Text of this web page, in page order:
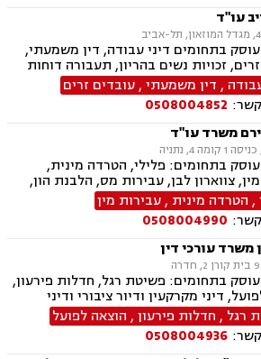
עו"ד
בתחומים דיני עבודה, דין משמעתי,
זכויות נשים בהריון, תעבורה דוחות
בשכרות, המכון הרפואי לבטיחות
רשיון נהיגה, פסילת רשיון מנהלית
, דין משמעתי,עובדים זרים
0508004852
משרד עו"ד
בתחומים: פלילי, הטרדה מינית,
צווארון לבן, עבירות מס, הלבנת הון,
עבירות סמים, ועדת שיחרורים,
בשכרות, שלילת רישיון נהיגה,
מנהלית, המכון הרפואי לבטיחות
פשיטת רגל, הוצאה לפועל, דיני משפלה,
צוואות וירושות, יפוי כוח מתמשך
, הטרדה מינית ,עבירות מין
0508004990
משרד עורכי דין
בתחומים: פשיטת רגל, חדלות פירעון,
דיני מקרקעין ודיור ציבורי ודיני
לאומי, תעבורה. רגל , חדלות פירעון, הוצאה לפועל
0508004936